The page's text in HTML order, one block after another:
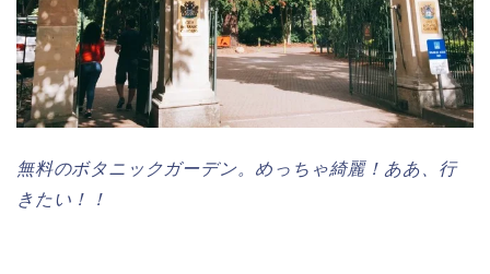
無料のボタニックガーデン。めっちゃ綺麗！ああ、行
きたい！！